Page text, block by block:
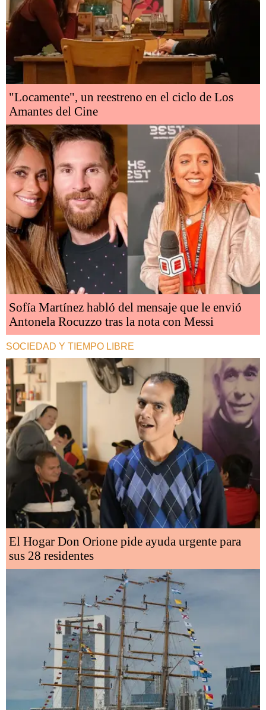
"Locamente", un reestreno en el ciclo de Los
Amantes del Cine
Sofía Martínez habló del mensaje que le envió
Antonela Rocuzzo tras la nota con Messi
SOCIEDAD Y TIEMPO LIBRE
El Hogar Don Orione pide ayuda urgente para
sus 28 residentes